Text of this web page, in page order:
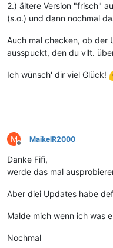
2.) ältere Version "frisch"
(s.o.) und dann nochmal
Auch mal checken, ob der
ausspuckt, den du vllt.
Ich wünsch' dir viel Glück!
M
Offline
MaikelR2000
Danke Fifi,
werde das mal
Aber diei Updates habe
Malde mich wenn ich was
Nochmal